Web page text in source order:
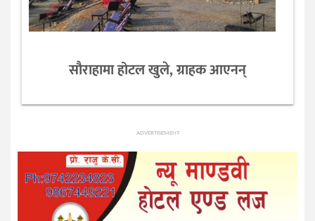
सौराहामा होटल खुले, ग्राहक आएनन्
ADVERTISEMENT